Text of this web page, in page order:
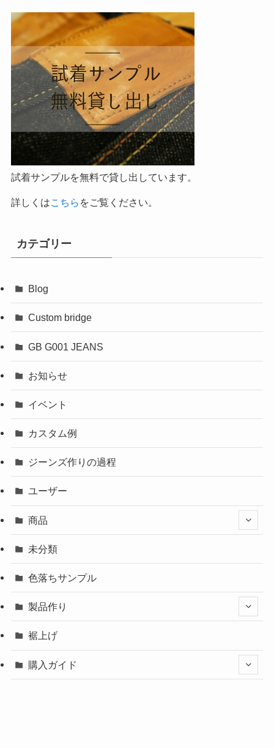
試着サンプルを無料で貸し出しています。
詳しくはこちら をご覧ください。
カテゴリー
Blog
Custom bridge
GB G001 JEANS
お知らせ
イベント
カスタム例
ジーンズ作りの過程
ユーザー
商品
未分類
色落ちサンプル
製品作り
裾上げ
購入ガイド